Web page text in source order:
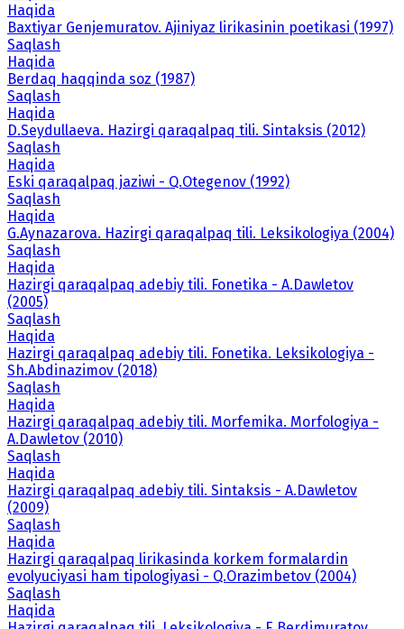
Haqida
Baxtiyar Genjemuratov. Ajiniyaz lirikasinin poetikasi (1997)
Saqlash
Haqida
Berdaq haqqinda soz (1987)
Saqlash
Haqida
D.Seydullaeva. Hazirgi qaraqalpaq tili. Sintaksis (2012)
Saqlash
Haqida
Eski qaraqalpaq jaziwi - Q.Otegenov (1992)
Saqlash
Haqida
G.Aynazarova. Hazirgi qaraqalpaq tili. Leksikologiya (2004)
Saqlash
Haqida
Hazirgi qaraqalpaq adebiy tili. Fonetika - A.Dawletov
(2005)
Saqlash
Haqida
Hazirgi qaraqalpaq adebiy tili. Fonetika. Leksikologiya -
Sh.Abdinazimov (2018)
Saqlash
Haqida
Hazirgi qaraqalpaq adebiy tili. Morfemika. Morfologiya -
A.Dawletov (2010)
Saqlash
Haqida
Hazirgi qaraqalpaq adebiy tili. Sintaksis - A.Dawletov
(2009)
Saqlash
Haqida
Hazirgi qaraqalpaq lirikasinda korkem formalardin
evolyuciyasi ham tipologiyasi - Q.Orazimbetov (2004)
Saqlash
Haqida